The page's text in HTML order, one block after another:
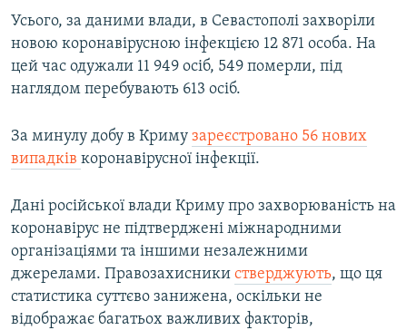
Усього, за даними влади, в Севастополі захворіли
новою коронавірусною інфекцією 12 871 особа. На
цей час одужали 11 949 осіб, 549 померли, під
наглядом перебувають 613 осіб.
За минулу добу в Криму зареєстровано 56 нових
випадків коронавірусної інфекції.
Дані російської влади Криму про захворюваність на
коронавірус не підтверджені міжнародними
організаціями та іншими незалежними
джерелами. Правозахисники стверджують, що ця
статистика суттєво занижена, оскільки не
відображає багатьох важливих факторів,